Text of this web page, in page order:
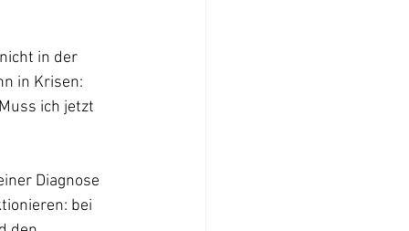
in der
in Krisen:
ich jetzt
Diagnose
bei